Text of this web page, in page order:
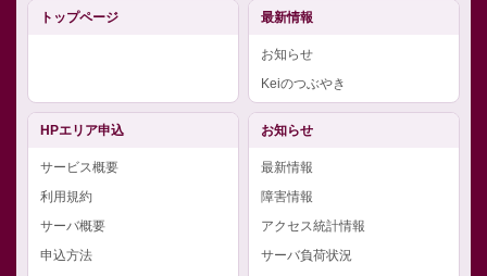
トップページ 最新情報
お知らせ
Keiのつぶやき
HPエリア申込
サービス概要
利用規約
サーバ概要
申込方法
お知らせ
最新情報
障害情報
アクセス統計情報
サーバ負荷状況